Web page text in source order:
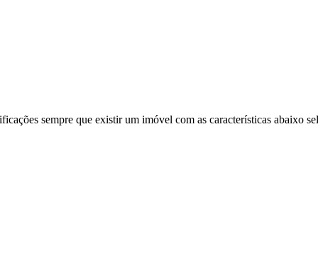
sempre que existir um imóvel com as características abaixo